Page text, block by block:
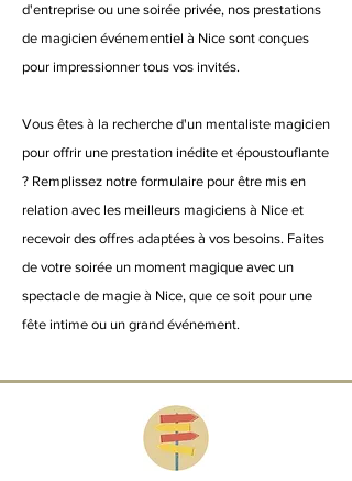
d'entreprise ou une soirée privée, nos prestations
de magicien événementiel à Nice sont conçues
pour impressionner tous vos invités.
Vous êtes à la recherche d'un mentaliste magicien
pour offrir une prestation inédite et époustouflante
? Remplissez notre formulaire pour être mis en
relation avec les meilleurs magiciens à Nice et
recevoir des offres adaptées à vos besoins. Faites
de votre soirée un moment magique avec un
spectacle de magie à Nice, que ce soit pour une
fête intime ou un grand événement.